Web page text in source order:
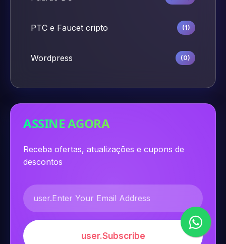
PTC e Faucet cripto (1)
Wordpress (0)
ASSINE AGORA
Receba ofertas, atualizações e cupons de
descontos
user.Subscribe